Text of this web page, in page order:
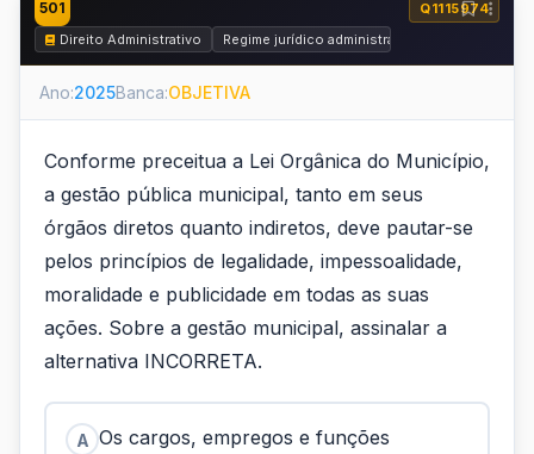
501
Q1115974
Direito Administrativo
Regime jurídico administrativo
Ano:2025Banca:OBJETIVA
Conforme preceitua a Lei Orgânica do Município,
a gestão pública municipal, tanto em seus
órgãos diretos quanto indiretos, deve pautar-se
pelos princípios de legalidade, impessoalidade,
moralidade e publicidade em todas as suas
ações. Sobre a gestão municipal, assinalar a
alternativa INCORRETA.
A Os cargos, empregos e funções